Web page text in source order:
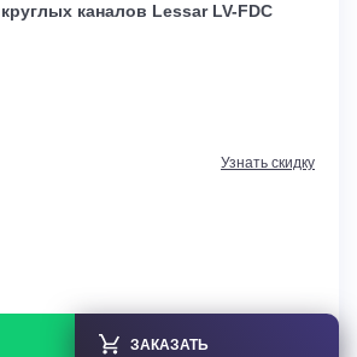
каналов Lessar LV-FDС
Узнать скидку
ЗАКАЗАТЬ